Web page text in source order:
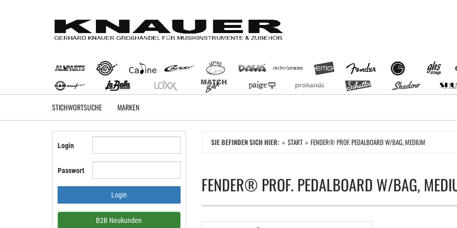
STICHWORTSUCHE MARKEN
SIE BEFINDEN SICH HIER: START FENDER® PROF. PEDALBOARD W/BAG, MEDIUM
FENDER® PROF. PEDALBOARD W/BAG,
Login
Passwort
B2B Neukunden